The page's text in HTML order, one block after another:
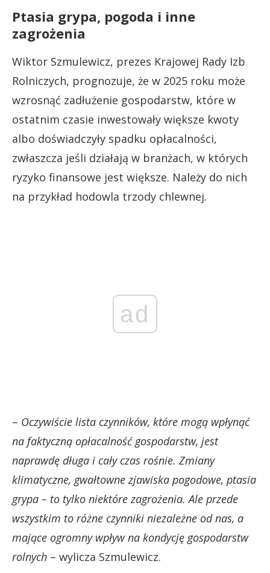
Ptasia grypa, pogoda i inne
zagrożenia
Wiktor Szmulewicz, prezes Krajowej Rady Izb
Rolniczych, prognozuje, że w 2025 roku może
wzrosnąć zadłużenie gospodarstw, które w
ostatnim czasie inwestowały większe kwoty
albo doświadczyły spadku opłacalności,
zwłaszcza jeśli działają w branżach, w których
ryzyko finansowe jest większe. Należy do nich
na przykład hodowla trzody chlewnej.
ad
– Oczywiście lista czynników, które mogą wpłynąć
na faktyczną opłacalność gospodarstw, jest
naprawdę długa i cały czas rośnie. Zmiany
klimatyczne, gwałtowne zjawiska pogodowe, ptasia
grypa – to tylko niektóre zagrożenia. Ale przede
wszystkim to różne czynniki niezależne od nas, a
mające ogromny wpływ na kondycję gospodarstw
rolnych – wylicza Szmulewicz.